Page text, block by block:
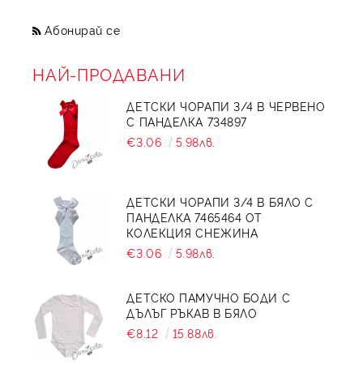
Абонирай се
НАЙ-ПРОДАВАНИ
ДЕТСКИ ЧОРАПИ 3/4 В ЧЕРВЕНО
С ПАНДЕЛКА 734897
€3.06
5.98лв.
ДЕТСКИ ЧОРАПИ 3/4 В БЯЛО С
ПАНДЕЛКА 7465464 ОТ
КОЛЕКЦИЯ СНЕЖИНА
€3.06
5.98лв.
ДЕТСКО ПАМУЧНО БОДИ С
ДЪЛЪГ РЪКАВ В БЯЛО
€8.12
15.88лв.